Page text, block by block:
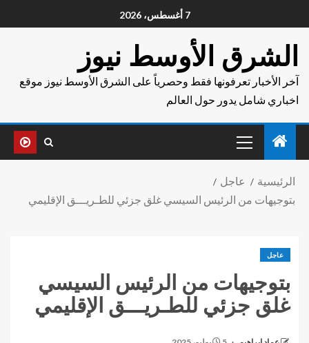
7 أغسطس، 2026
الشرق الأوسط نيوز
آخر الأخبار تعرفونها فقط وحصرياً على الشرق الأوسط نيوز موقع
اخباري شامل يدور حول العالم
الرئيسية
عاجل
بتوجيهات من الرئيس السيسي غلق جزئي للطـريـــق الإقليمي
عاجل
بتوجيهات من الرئيس السيسي
غلق جزئي للطـريـــق الإقليمي